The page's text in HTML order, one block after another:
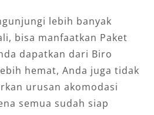
lebih banyak
bisa manfaatkan Paket
dapatkan dari Biro
hemat, Anda juga tidak
urusan akomodasi
semua sudah siap